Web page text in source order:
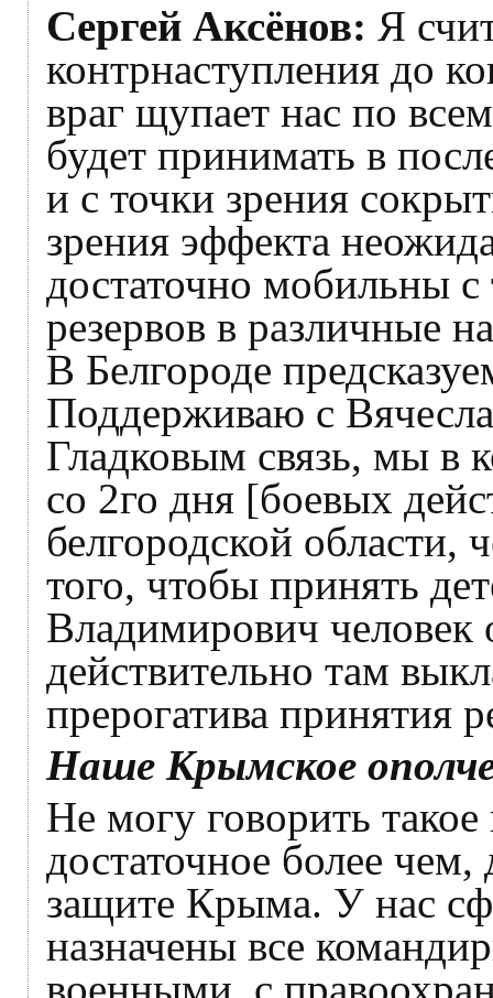
Сергей Аксёнов: Я
контрнаступления до
враг щупает нас по
будет принимать в
и с точки зрения
зрения эффекта
достаточно мобильны с
резервов в различные
В Белгороде
Поддерживаю с
Гладковым связь, мы в
со 2го дня [боевых
белгородской области,
того, чтобы принять
Владимирович человек
действительно там
прерогатива принятия
Наше Крымское
Не могу говорить
достаточное более
защите Крыма. У нас
назначены все